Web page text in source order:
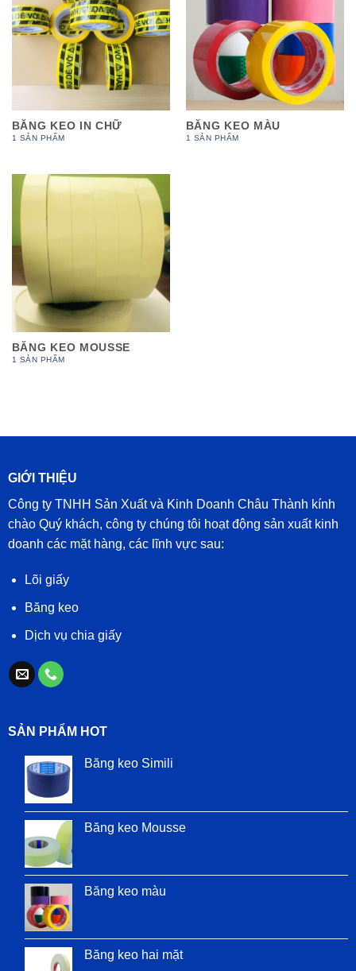
BĂNG KEO IN CHỮ
1 SẢN PHẨM
BĂNG KEO MÀU
1 SẢN PHẨM
BĂNG KEO MOUSSE
1 SẢN PHẨM
GIỚI THIỆU
Công ty TNHH Sản Xuất và Kinh Doanh Châu Thành kính
chào Quý khách, công ty chúng tôi hoạt động sản xuất kinh
doanh các mặt hàng, các lĩnh vực sau:
Lõi giấy
Băng keo
Dịch vụ chia giấy
SẢN PHẨM HOT
Băng keo Simili
Băng keo Mousse
Băng keo màu
Băng keo hai mặt